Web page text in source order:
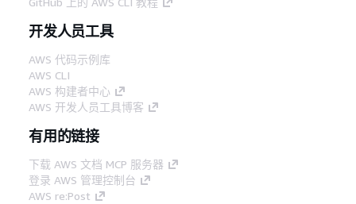
开发人员工具
AWS 代码示例库
AWS CLI
AWS 构建者中心
AWS 开发人员工具博客
有用的链接
下载 AWS 文档 MCP 服务器
登录 AWS 管理控制台
AWS re:Post